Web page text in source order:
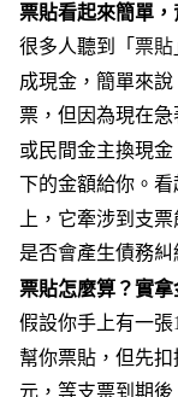
票貼看起來簡單
很多人聽到「票貼
成現金，簡單來
票，但因為現在
或民間金主換現
下的金額給你。
上，它牽涉到支
是否會產生債務糾
票貼怎麼算？實
假設你手上有一張
幫你票貼，但先
元，等支票到期